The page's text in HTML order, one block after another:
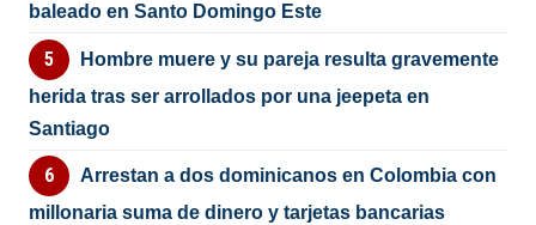
baleado en Santo Domingo Este
Hombre muere y su pareja resulta gravemente
herida tras ser arrollados por una jeepeta en
Santiago
Arrestan a dos dominicanos en Colombia con
millonaria suma de dinero y tarjetas bancarias